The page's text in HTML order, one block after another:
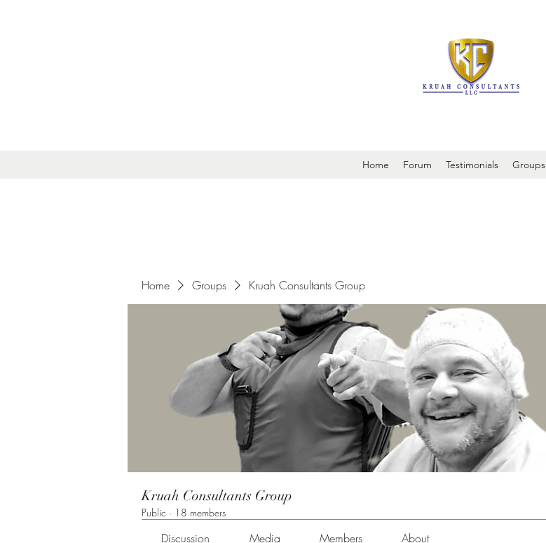
Home Forum Testimonials Groups
Home Groups Kruah Consultants Group
Kruah Consultants Group
Public · 18 members
Discussion Media Members About